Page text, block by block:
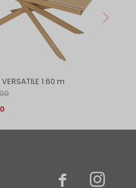
1.60 m
 